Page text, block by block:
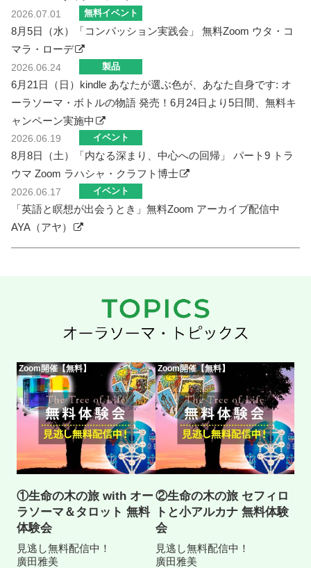
2026.07.01 無料イベント
8月5日（水）「コンパッション実践会」 無料Zoom ウタ・コ
マラ・ローデ
2026.06.24 製品
6月21日（日）kindle あなたが選ぶ色が、あなた自身です: オ
ーラソーマ・ボトルの物語 発売！6月24日より5日間、無料キ
ャンペーン実施中
2026.06.19 イベント
8月8日（土）「内なる深まり、中心への回帰」 パート9 トラ
ウマ Zoom ラハシャ・クラフト博士
2026.06.17 イベント
「英語と瞑想が出会うとき」無料Zoom アーカイブ配信中
AYA（アヤ）
Zoom開催【無料】
①生命の木の旅 with オー
ラソーマ＆タロット 無料
体験会
見逃し無料配信中！
廣田雅美
Zoom開催【無料】
②生命の木の旅 セフィロ
トと小アルカナ 無料体験
会
見逃し無料配信中！
廣田雅美